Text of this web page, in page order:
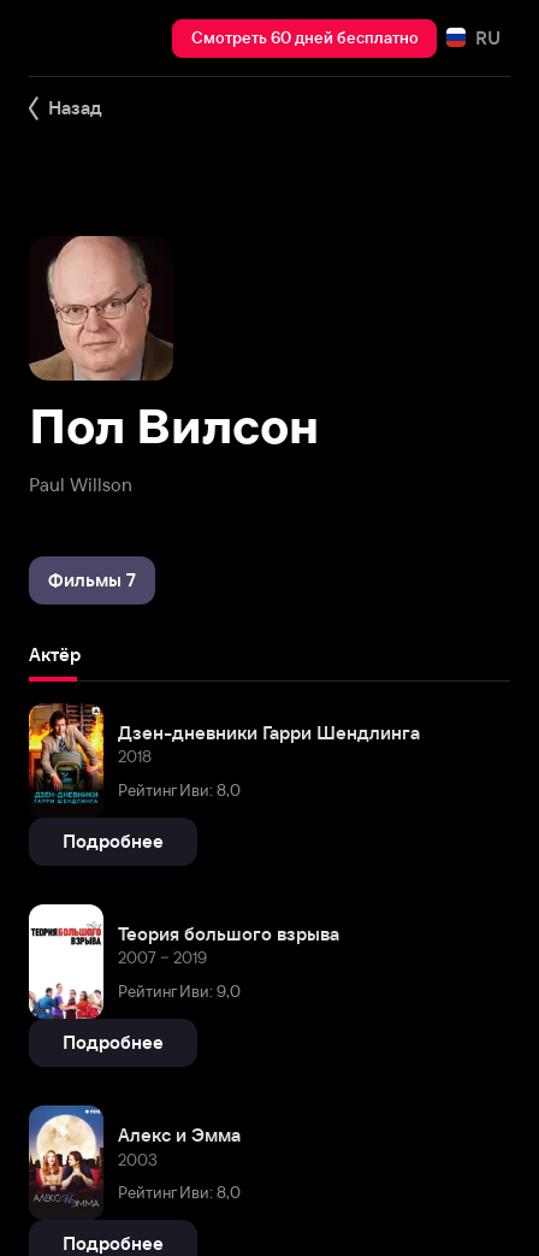
Смотреть 60 дней бесплатно RU
Назад
Paul Willson
Пол Вилсон
Фильмы 7
Актёр
Дзен-дневники Гарри Шендлинга
2018
Рейтинг Иви: 8,0
Подробнее
Теория большого взрыва
2007 – 2019
Рейтинг Иви: 9,0
Подробнее
Алекс и Эмма
2003
Рейтинг Иви: 8,0
Подробнее